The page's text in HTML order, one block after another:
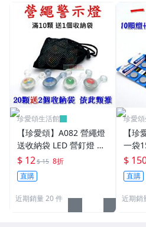
珍愛頌生活館
【珍愛頌】A082 營繩燈
送收納袋 LED 營釘燈 帳
篷燈 露營燈 警示燈 營燈
掛繩燈 青蛙燈 帳篷 炊事
帳 客廳帳
$ 12$ 15 8折
直購
近期銷量 20 件
珍愛
【
一袋
用電
營燈
帳篷
$
直購
近期銷